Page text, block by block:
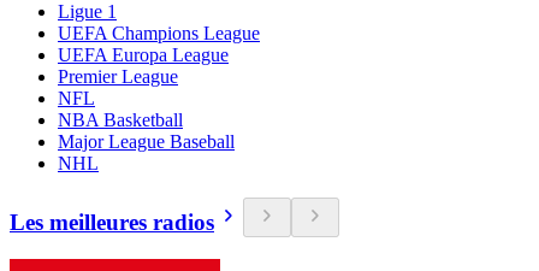
Ligue 1
UEFA Champions League
UEFA Europa League
Premier League
NFL
NBA Basketball
Major League Baseball
NHL
Les meilleures radios